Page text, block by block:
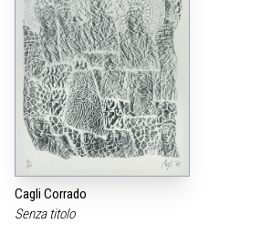
Cagli Corrado
Senza titolo